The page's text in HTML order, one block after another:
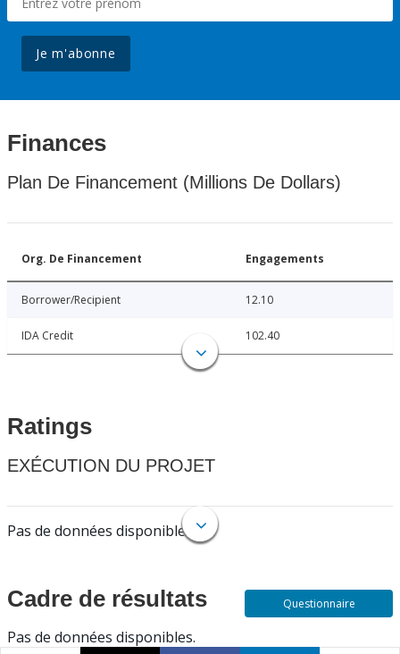
Je m'abonne
Finances
Plan De Financement (Millions De Dollars)
Org. De Financement Engagements
Borrower/Recipient 12.10
IDA Credit 102.40
Ratings
EXÉCUTION DU PROJET
Pas de données disponibles.
Cadre de résultats
Pas de données disponibles.
Questionnaire